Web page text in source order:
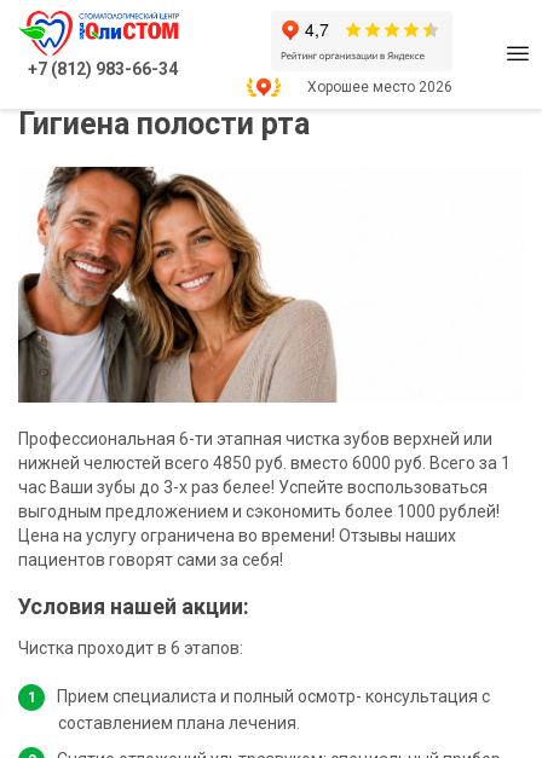
+7 (812) 983-66-34
Хорошее место 2026
Главная О клинике
Гигиена полости рта
Профессиональная 6-ти этапная чистка зубов верхней или
нижней челюстей всего 4850 руб. вместо 6000 руб. Всего за 1
час Ваши зубы до 3-х раз белее! Успейте воспользоваться
выгодным предложением и сэкономить более 1000 рублей!
Цена на услугу ограничена во времени! Отзывы наших
пациентов говорят сами за себя!
Условия нашей акции:
Чистка проходит в 6 этапов:
Прием специалиста и полный осмотр- консультация с
составлением плана лечения.